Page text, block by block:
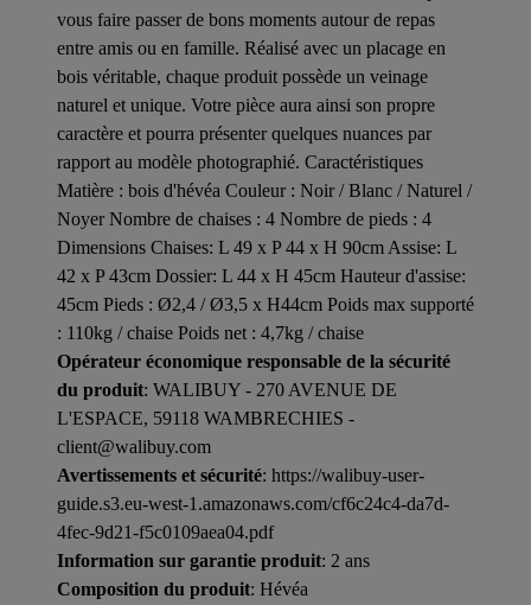
vous faire passer de bons moments autour de repas
entre amis ou en famille. Réalisé avec un placage en
bois véritable, chaque produit possède un veinage
naturel et unique. Votre pièce aura ainsi son propre
caractère et pourra présenter quelques nuances par
rapport au modèle photographié. Caractéristiques
Matière : bois d'hévéa Couleur : Noir / Blanc / Naturel /
Noyer Nombre de chaises : 4 Nombre de pieds : 4
Dimensions Chaises: L 49 x P 44 x H 90cm Assise: L
42 x P 43cm Dossier: L 44 x H 45cm Hauteur d'assise:
45cm Pieds : Ø2,4 / Ø3,5 x H44cm Poids max supporté
: 110kg / chaise Poids net : 4,7kg / chaise
Opérateur économique responsable de la sécurité
du produit: WALIBUY - 270 AVENUE DE
L'ESPACE, 59118 WAMBRECHIES -
client@walibuy.com
Avertissements et sécurité: https://walibuy-user-
guide.s3.eu-west-1.amazonaws.com/cf6c24c4-da7d-
4fec-9d21-f5c0109aea04.pdf
Information sur garantie produit: 2 ans
Composition du produit: Hévéa